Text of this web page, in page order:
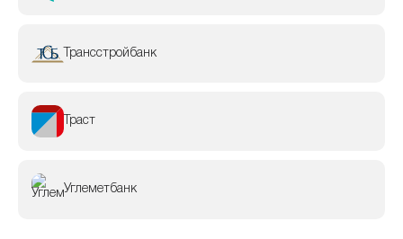
Трансстройбанк
Траст
Углеметбанк